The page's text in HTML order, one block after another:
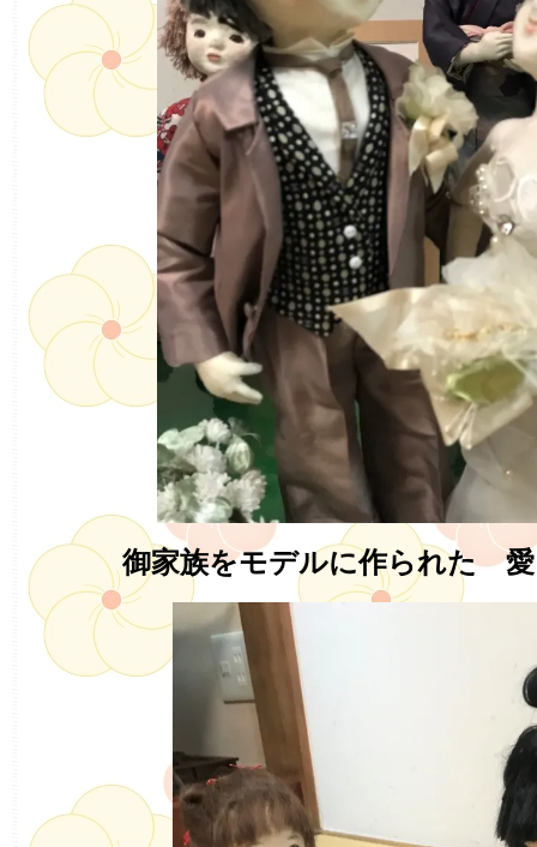
御家族をモデルに作られた